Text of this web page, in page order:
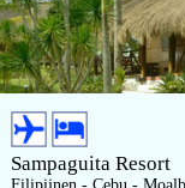
Sampaguita Resort